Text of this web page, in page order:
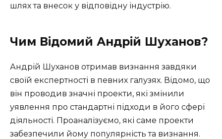
шлях та внесок у відповідну індустрію.
Чим Відомий Андрій Шуханов?
Андрій Шуханов отримав визнання завдяки
своїй експертності в певних галузях. Відомо, що
він проводив значні проекти, які змінили
уявлення про стандартні підходи в його сфері
діяльності. Проаналізуємо, які саме проекти
забезпечили йому популярність та визнання.